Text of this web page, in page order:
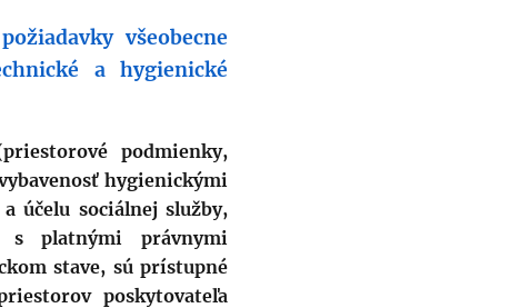
všeobecne
a hygienické
podmienky,
hygienickými
účelu sociálnej služby,
platnými právnymi
stave, sú prístupné
poskytovateľa